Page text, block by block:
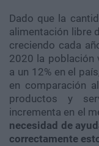
Dado que la
alimentación libre
creciendo cada
2020 la población
a un 12% en el
en comparación
productos y
incrementa en el
necesidad de
correctamente